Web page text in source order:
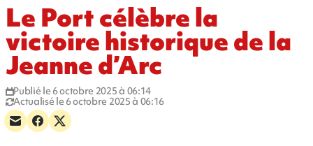
Le Port célèbre la
victoire historique de la
Jeanne d’Arc
Publié le 6 octobre 2025 à 06:14
Actualisé le 6 octobre 2025 à 06:16